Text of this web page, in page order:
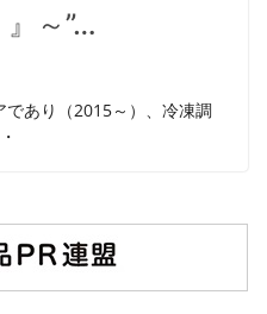
～”…
あり（2015～）、冷凍調